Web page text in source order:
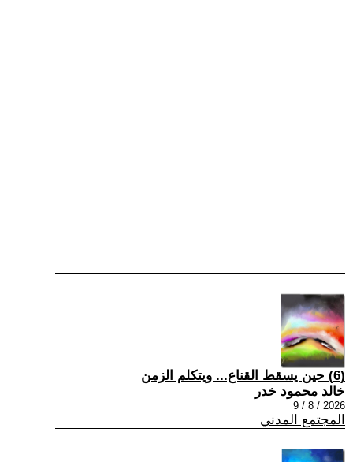
(6) حين يسقط القناع... ويتكلم الزمن
خالد محمود خدر
2026 / 8 / 9
المجتمع المدني